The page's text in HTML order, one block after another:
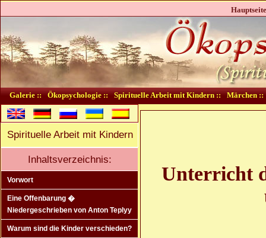
Galerie :: Ökopsychologie :: Spirituelle Arbeit mit Kindern :: Märchen ::
Spirituelle Arbeit mit Kindern
Inhaltsverzeichnis:
Vorwort
Eine Offenbarung �
Niedergeschrieben von Anton Teplyy
Warum sind die Kinder verschieden?
Unterricht